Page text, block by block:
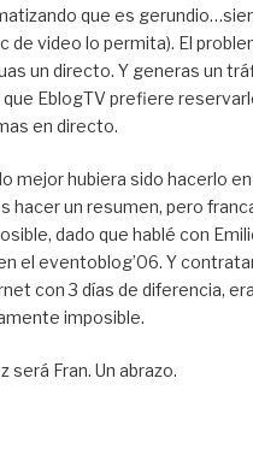
que es
de video lo permita). El
un directo. Y generas un
EblogTV prefiere
en directo.
mejor hubiera sido hacerlo
hacer un resumen, pero
dado que hablé con
el eventoblog’06. Y
con 3 días de diferencia, era
imposible.
será Fran. Un abrazo.